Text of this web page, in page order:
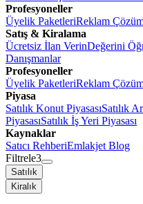
Profesyoneller
Üyelik PaketleriReklam
Satış & Kiralama
Ücretsiz İlan VerinDeğerini
Danışmanlar
Profesyoneller
Üyelik PaketleriReklam
Piyasa
Satılık Konut PiyasasıSatılık
PiyasasıSatılık İş Yeri Piyasası
Kaynaklar
Satıcı RehberiEmlakjet Blog
Filtrele3
Satılık
Kiralık